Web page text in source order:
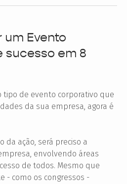
Evento
sucesso em 8
tipo de evento corporativo que
da sua empresa, agora é
da ação, será preciso a
envolvendo áreas
de todos. Mesmo que
- como os congressos -